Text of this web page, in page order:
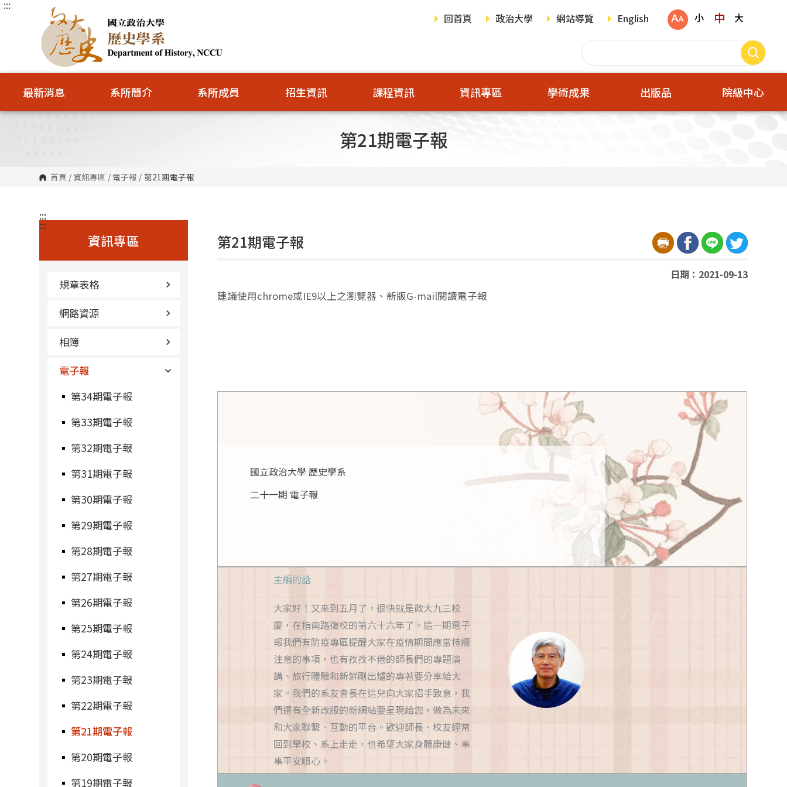
跳
塊
:::
回首頁
政治大學 網站導覽 English 小 中 大
最新消息 系所簡介 系所成員 招生資訊 課程資訊 資訊專區 學術成果 出版品 院級中心
第21期電子報
首頁 / 資訊專區 / 電子報 / 第21期電子報
:::
資訊專區
規章表格
網路資源
相簿
電子報
第34期電子報
第33期電子報
第32期電子報
第31期電子報
第30期電子報
第29期電子報
第28期電子報
第27期電子報
第26期電子報
第25期電子報
第24期電子報
第23期電子報
第22期電子報
第21期電子報
第20期電子報
第19期電子報
:::
第21期電子報
日期：2021-09-13
建議使用chrome或IE9以上之瀏覽器、新版G-mail閱讀電子報
國立政治大學 歷史學系
二十一期 電子報
主編的話
大家好！又來到五月了，很快就是政大九三校
慶，在指南路復校的第六十六年了。這一期電子
報我們有防疫專區提醒大家在疫情期間應當持續
注意的事項，也有孜孜不倦的師長們的專題演
講、旅行體驗和新鮮剛出爐的專著要分享給大
家。我們的系友會長在這兒向大家招手致意，我
們還有全新改版的新網站要呈現給您，做為未來
和大家聯繫、互動的平台。歡迎師長、校友經常
回到學校、系上走走，也希望大家身體康健、事
事平安順心。